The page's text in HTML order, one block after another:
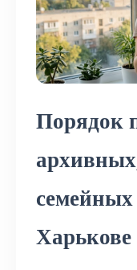
Порядок
Харькове